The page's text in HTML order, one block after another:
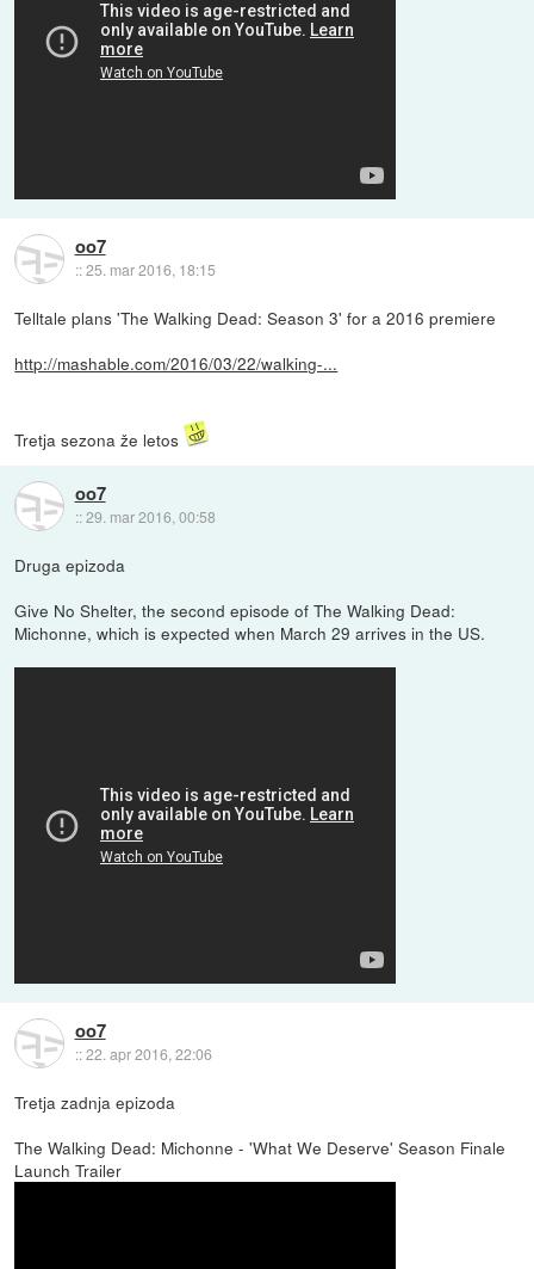
oo7
::25. mar 2016, 18:15
Telltale plans 'The Walking Dead: Season 3' for a 2016 premiere
http://mashable.com/2016/03/22/walking-...
Tretja sezona že letos
oo7
::29. mar 2016, 00:58
Druga epizoda
Give No Shelter, the second episode of The Walking Dead:
Michonne, which is expected when March 29 arrives in the US.
oo7
::22. apr 2016, 22:06
Tretja zadnja epizoda
The Walking Dead: Michonne - 'What We Deserve' Season Finale
Launch Trailer